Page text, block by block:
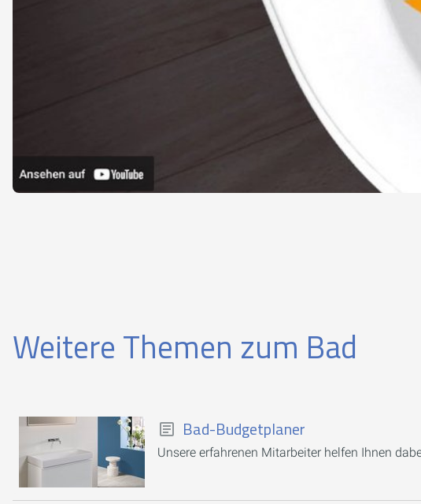
Weitere Themen zum Bad
Bad-Budgetplaner
Unsere erfahrenen Mitarbeiter helfen Ihnen